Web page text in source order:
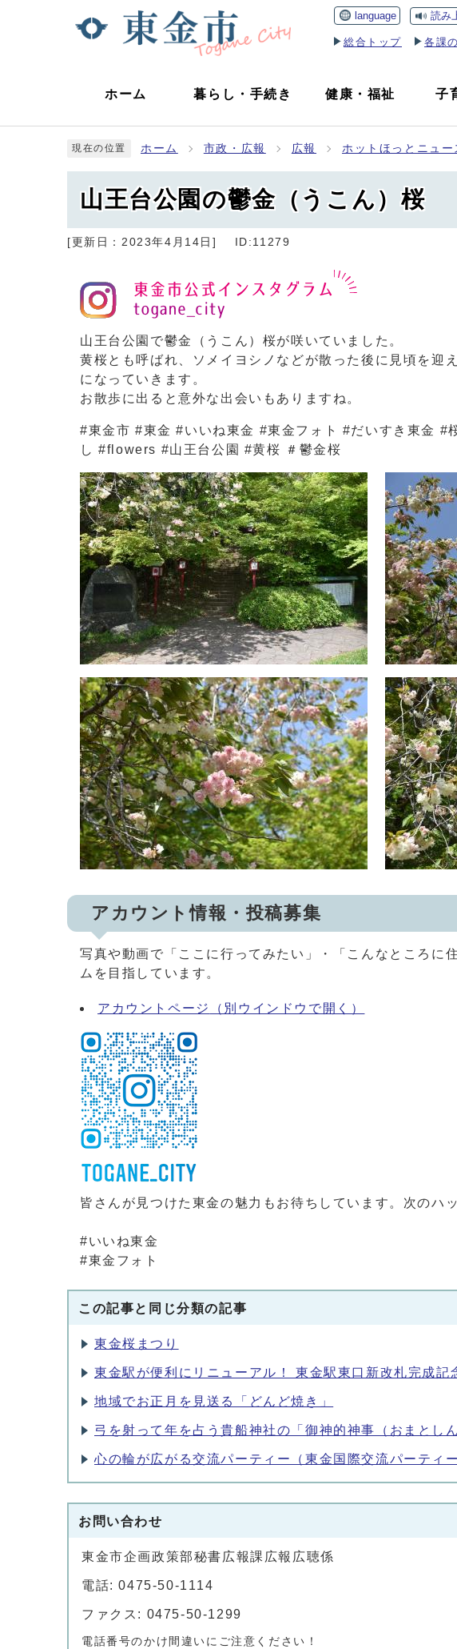
language 読み
総合トップ 各課
ホーム 暮らし ・ 手続き 健康 ・福祉 子
現在の位置 ホーム 市政・広報 広報 ホットほっとニュー
山王台公園の鬱金（うこん）桜
[更新日： 2023年4月14日 ] ID:11279
山王台公園で鬱金（うこん）桜が咲いていました。
黄桜とも呼ばれ、ソメイヨシノなどが散った後に見頃を迎
になっていきます。
お散歩に出ると意外な出会いもありますね。
#東金市 #東金 #いいね東金 #東金フォト #だいすき東金
し #flowers #山王台公園 #黄桜 ＃鬱金桜
アカウント情報・投稿募集
写真や動画で「ここに行ってみたい」・「こんなところに
ムを目指しています。
アカウントページ （別ウインドウで開く）
皆さんが見つけた東金の魅力もお待ちしています。次のハ
#いいね東金
#東金フォト
この記事と同じ分類の記事
東金桜まつり
東金駅が便利にリニューアル！ 東金駅東口新改札完成記
地域でお正月を見送る「どんど焼き」
弓を射って年を占う貴船神社の「御神的神事（おまとしん
心の輪が広がる交流パーティー（東金国際交流パーティ
お問い合わせ
東金市企画政策部秘書広報課広報広聴係
電話: 0475-50-1114
ファクス: 0475-50-1299
電話番号のかけ間違いにご注意ください！